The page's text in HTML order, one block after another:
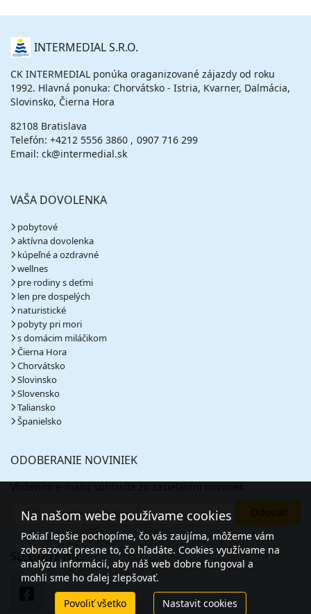
O
NÁS INTERMEDIAL S.R.O.
CK INTERMEDIAL ponúka oraganizované zájazdy od roku
1992. Hlavná ponuka: Chorvátsko - Istria, Kvarner, Dalmácia,
Slovinsko, Čierna Hora
82108 Bratislava
Telefón: +4212 5556 3860
0907 716 299
Email: ck@intermedial.sk
VAŠA DOVOLENKA
pobytové
aktívna dovolenka
kúpeľné a ozdravné
wellnes
pre rodiny s deťmi
len pre dospelých
naturistické
pobyty pri mori
s domácim miláčikom
Čierna Hora
Chorvátsko
Slovinsko
Slovensko
Taliansko
Španielsko
ODOBERANIE NOVINIEK
SLEDUJTE NÁS
Na našom webe používame cookies
Pokiaľ lepšie pochopíme, čo vás zaujíma, môžeme vám
zobrazovať presne to, čo hľadáte. Cookies využívame na
analýzu informácií, aby náš web dobre fungoval a
mohli sme ho ďalej zlepšovať.
Povoliť všetko
Nastavit cookies